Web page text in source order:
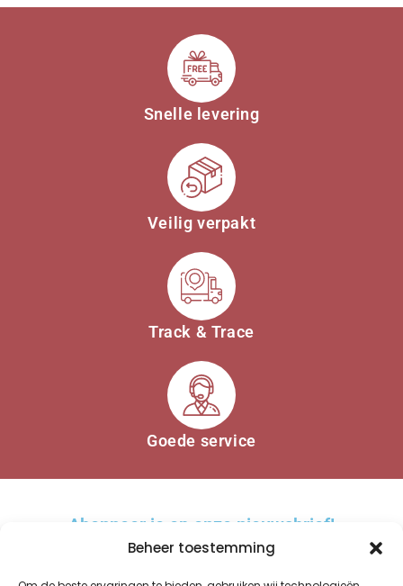
Beheer toestemming
Snelle levering
Veilig verpakt
Track & Trace
Goede service
Abonneer je op onze nieuwsbrief!